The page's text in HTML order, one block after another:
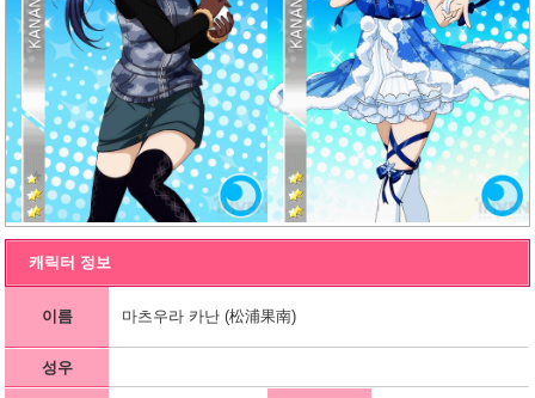
캐릭터 정보
이름 마츠우라 카난 (松浦果南)
성우